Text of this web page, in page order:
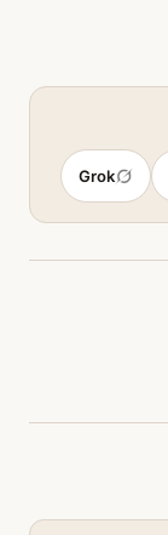
Grok